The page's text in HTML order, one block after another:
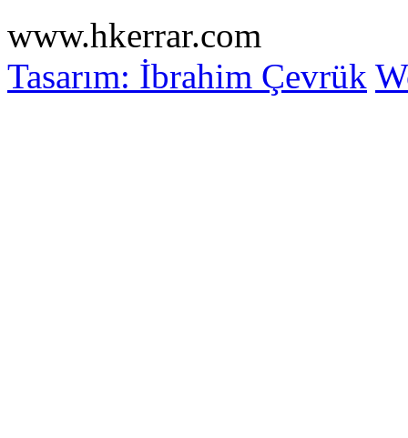
www.hkerrar.com
Tasarım: İbrahim Çevrük